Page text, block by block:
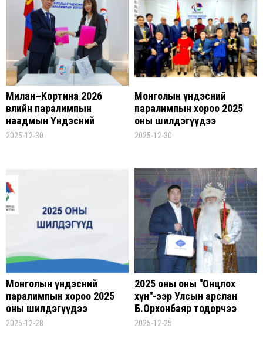
Милан–Кортина 2026
Өвлийн паралимпын
наадмын Үндэсний
шигшээ багийн ёслолын
2025-12-30
Монголын үндэсний
паралимпын хороо 2025
оны шилдэгүүдээ
шалгарууллаа
2025-12-30
Монголын үндэсний
паралимпын хороо 2025
оны шилдэгүүдээ
шалгарууллаа
2025-12-28
2025 оны оны "Онцлох
хүн"-ээр Улсын арслан
Б.Орхонбаяр тодорчээ
2025-12-25